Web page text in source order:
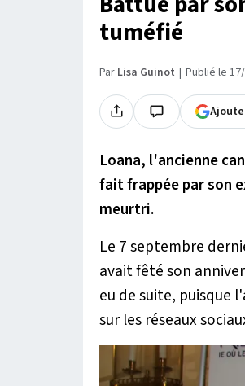
tuméfié
Par Lisa Guinot Publié le
Loana, l'ancienne
fait frappée par son
meurtri.
Le 7 septembre
avait fêté son
eu de suite, puisque
sur les réseaux